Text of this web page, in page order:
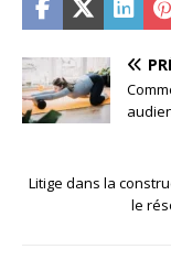
Litige dans la
le